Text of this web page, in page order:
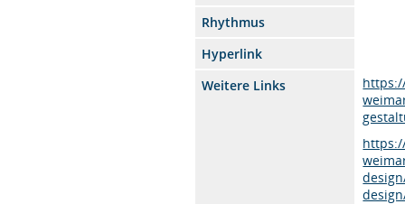
Rhythmus
Hyperlink
Weitere Links